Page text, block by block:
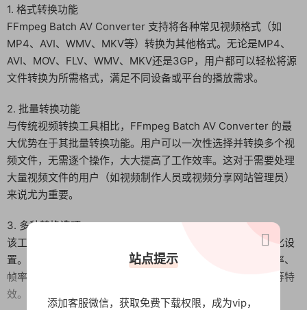
1. 格式转换功能
FFmpeg Batch AV Converter 支持将各种常见视频格式（如
MP4、AVI、WMV、MKV等）转换为其他格式。无论是MP4、
AVI、MOV、FLV、WMV、MKV还是3GP，用户都可以轻松将源
文件转换为所需格式，满足不同设备或平台的播放需求。
2. 批量转换功能
与传统视频转换工具相比，FFmpeg Batch AV Converter 的最
大优势在于其批量转换功能。用户可以一次性选择并转换多个视
频文件，无需逐个操作，大大提高了工作效率。这对于需要处理
大量视频文件的用户（如视频制作人员或视频分享网站管理员）
来说尤为重要。
3. 多种转换选项
该工具提供了丰富的转换选项，用户可以根据需求进行个性化设
置。例如，选择输出文件的视频编码器、音频编码器、分辨率、
帧率、比特率等参数，还可以设置视频的裁剪、旋转、水印等特
效。这些选项的灵活性让用户能够获得符合期望的转换结果。
站点提示
添加客服微信，获取免费下载权限，成为vip，